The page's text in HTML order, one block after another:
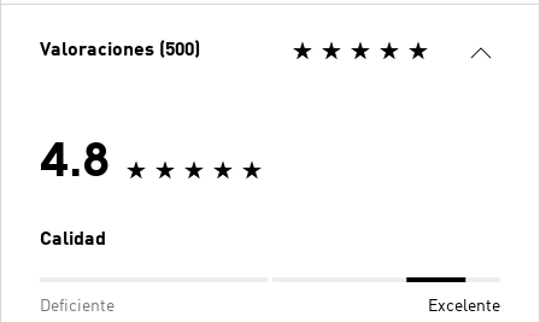
Valoraciones (500)
4.8
Calidad
Deficiente Excelente